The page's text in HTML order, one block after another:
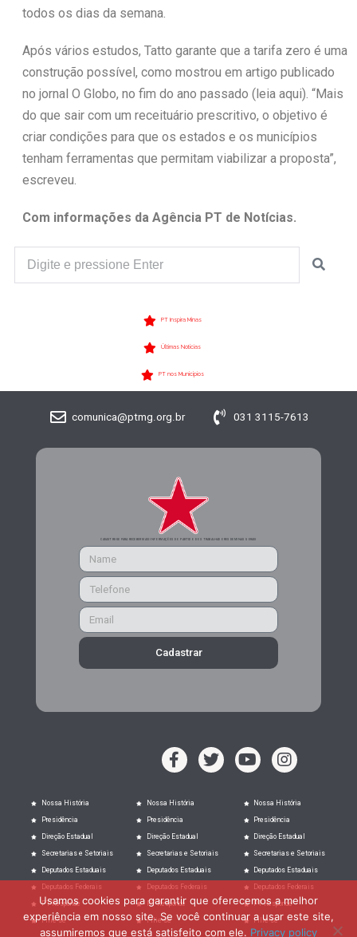
todos os dias da semana.
Após vários estudos, Tatto garante que a tarifa zero é uma
construção possível, como mostrou em artigo publicado
no jornal O Globo, no fim do ano passado (leia aqui). “Mais
do que sair com um receituário prescritivo, o objetivo é
criar condições para que os estados e os municípios
tenham ferramentas que permitam viabilizar a proposta”,
escreveu.
Com informações da Agência PT de Notícias.
PT Inspira Minas
Últimas Notícias
PT nos Municípios
comunica@ptmg.org.br 031 3115-7613
CADASTRE-SE PARA RECEBER MAIS INFORMAÇÕES DO PARTIDO DOS TRABALHADORES DE MINAS GERAIS
Cadastrar
Nossa História
Presidência
Direção Estadual
Secretarias e Setoriais
Deputados Estaduais
Deputados Federais
PT Responde
Filie-se
Nossa História
Presidência
Direção Estadual
Secretarias e Setoriais
Deputados Estaduais
Deputados Federais
PT Responde
Filie-se
Nossa História
Presidência
Direção Estadual
Secretarias e Setoriais
Deputados Estaduais
Deputados Federais
PT Responde
Filie-se
Usamos cookies para garantir que oferecemos a melhor
experiência em nosso site. Se você continuar a usar este site,
assumiremos que está satisfeito com ele. Privacy policy